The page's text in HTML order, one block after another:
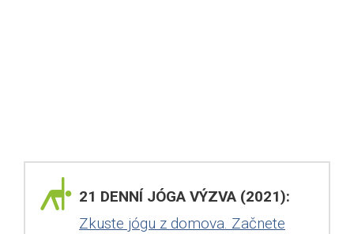
21 DENNÍ JÓGA VÝZVA (2021):
Zkuste jógu z domova. Začnete